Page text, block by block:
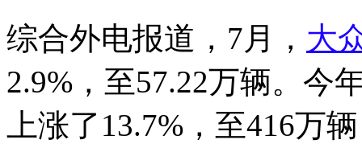
综合外电报道，7月， 大
2.9%，至57.22万辆。今
上涨了13.7%，至416万